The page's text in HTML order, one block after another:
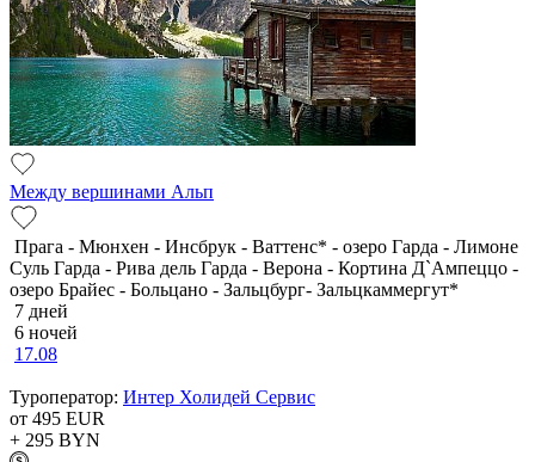
Между вершинами Альп
Прага - Мюнхен - Инсбрук - Ваттенс* - озеро Гарда - Лимоне
Суль Гарда - Рива дель Гарда - Верона - Кортина Д`Ампеццо -
озеро Брайес - Больцано - Зальцбург- Зальцкаммергут*
7 дней
6 ночей
17.08
Туроператор: Интер Холидей Сервис
от 495 EUR
+ 295 BYN